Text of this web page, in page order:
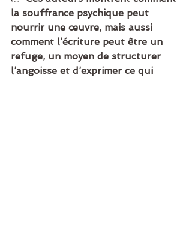
la souffrance psychique peut
nourrir une œuvre, mais aussi
comment l’écriture peut être un
refuge, un moyen de structurer
l’angoisse et d’exprimer ce qui